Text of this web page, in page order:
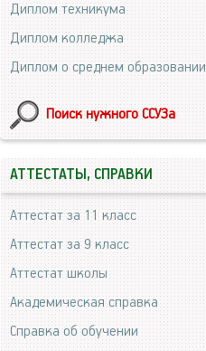
Диплом техникума
Диплом колледжа
Диплом о среднем образовании
Поиск нужного ССУЗа
АТТЕСТАТЫ, СПРАВКИ
Аттестат за 11 класс
Аттестат за 9 класс
Аттестат школы
Академическая справка
Справка об обучении